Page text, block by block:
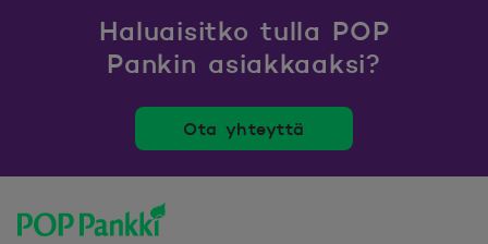
Haluaisitko tulla POP
Pankin asiakkaaksi?
Ota yhteyttä